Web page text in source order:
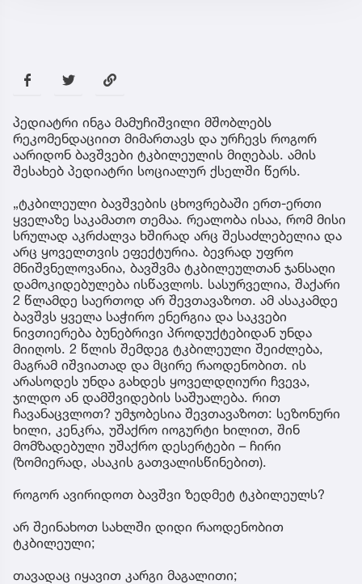
პედიატრი ინგა მამუჩიშვილი მშობლებს
რეკომენდაციით მიმართავს და ურჩევს როგორ
აარიდონ ბავშვები ტკბილეულის მიღებას. ამის
შესახებ პედიატრი სოციალურ ქსელში წერს.
„ტკბილეული ბავშვების ცხოვრებაში ერთ-ერთი
ყველაზე საკამათო თემაა. რეალობა ისაა, რომ მისი
სრულად აკრძალვა ხშირად არც შესაძლებელია და
არც ყოველთვის ეფექტურია. ბევრად უფრო
მნიშვნელოვანია, ბავშვმა ტკბილეულთან ჯანსაღი
დამოკიდებულება ისწავლოს. სასურველია, შაქარი
2 წლამდე საერთოდ არ შევთავაზოთ. ამ ასაკამდე
ბავშვს ყველა საჭირო ენერგია და საკვები
ნივთიერება ბუნებრივი პროდუქტებიდან უნდა
მიიღოს. 2 წლის შემდეგ ტკბილეული შეიძლება,
მაგრამ იშვიათად და მცირე რაოდენობით. ის
არასოდეს უნდა გახდეს ყოველდღიური ჩვევა,
ჯილდო ან დამშვიდების საშუალება. რით
ჩავანაცვლოთ? უმჯობესია შევთავაზოთ: სეზონური
ხილი, კენკრა, უშაქრო იოგურტი ხილით, შინ
მომზადებული უშაქრო დესერტები – ჩირი
(ზომიერად, ასაკის გათვალისწინებით).
როგორ ავირიდოთ ბავშვი ზედმეტ ტკბილეულს?
არ შეინახოთ სახლში დიდი რაოდენობით
ტკბილეული;
თავადაც იყავით კარგი მაგალითი;